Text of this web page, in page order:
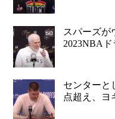
スパーズが
2023NBAド
センターと
点超え、ヨ